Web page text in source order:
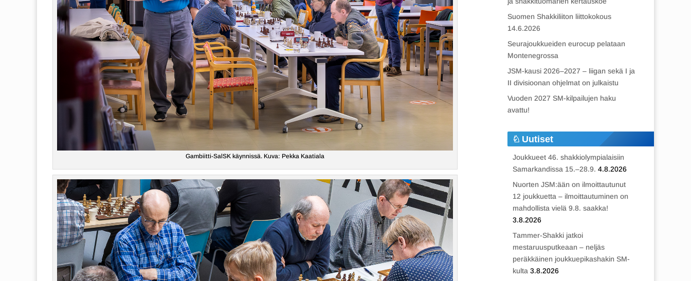
Gambiitti-SalSK käynnissä. Kuva: Pekka Kaatiala
Suomen Shakkiliiton liittokokous
14.6.2026
Seurajoukkueiden eurocup pelataan
Montenegrossa
JSM-kausi 2026–2027 – liigan sekä I ja
II divisioonan ohjelmat on julkaistu
Vuoden 2027 SM-kilpailujen haku
avattu!
Uutiset
Joukkueet 46. shakkiolympialaisiin
Samarkandissa 15.–28.9. 4.8.2026
Nuorten JSM:ään on ilmoittautunut
12 joukkuetta – ilmoittautuminen on
mahdollista vielä 9.8. saakka!
3.8.2026
Tammer-Shakki jatkoi
mestaruusputkeaan – neljäs
peräkkäinen joukkuepikashakin SM-
kulta 3.8.2026